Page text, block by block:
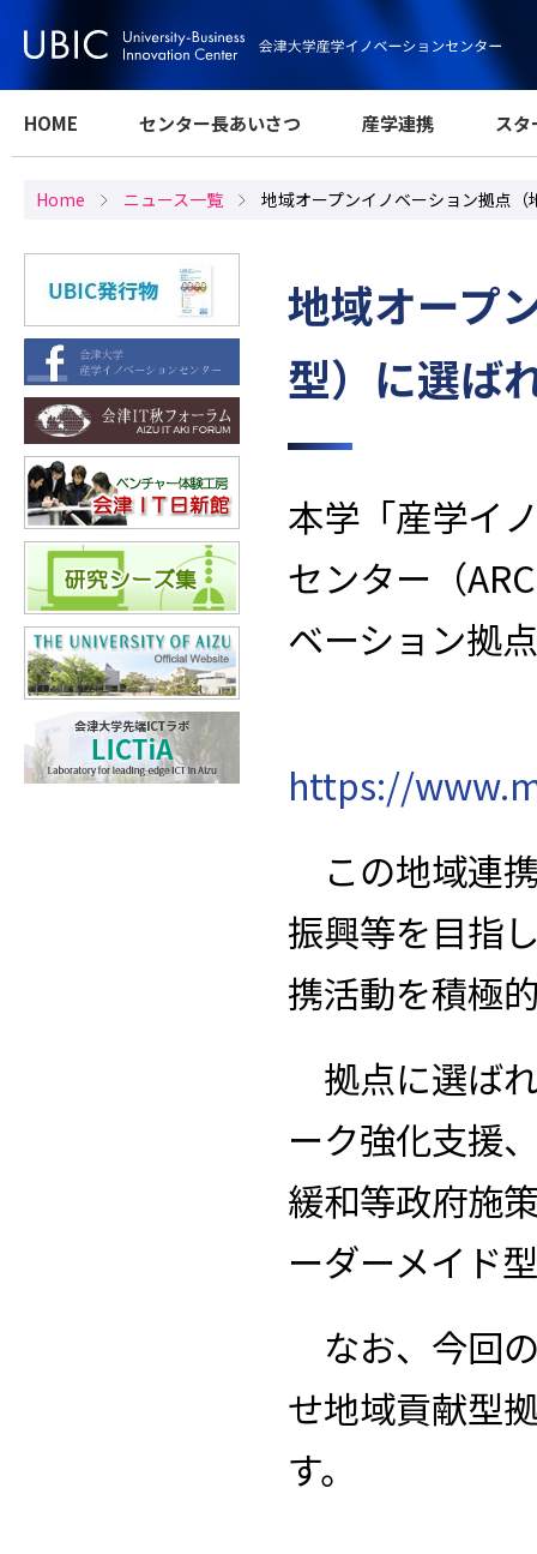
HOME センター長あいさつ 産学連携 スタ
Home ニュース一覧 地域オープンイノベーション拠点
地域オープ
型）に選ば
本学「産学イ
センター（
ベーション拠
https://
この地域連
振興等を目指
携活動を積極
拠点に選ば
ーク強化支援
緩和等政府施
ーダーメイド
なお、今回
せ地域貢献型
す。